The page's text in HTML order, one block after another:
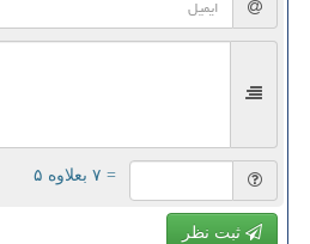
= ۷ بعلاوه ۵
ثبت نظر